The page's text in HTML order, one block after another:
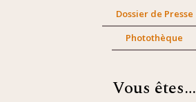
Dossier de Presse
Photothèque
Vous êtes…